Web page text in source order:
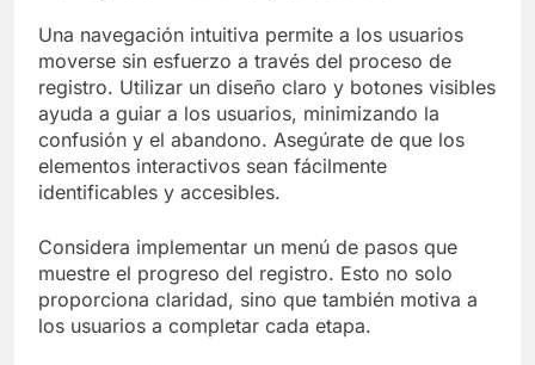
Una navegación intuitiva permite a los usuarios
moverse sin esfuerzo a través del proceso de
registro. Utilizar un diseño claro y botones visibles
ayuda a guiar a los usuarios, minimizando la
confusión y el abandono. Asegúrate de que los
elementos interactivos sean fácilmente
identificables y accesibles.
Considera implementar un menú de pasos que
muestre el progreso del registro. Esto no solo
proporciona claridad, sino que también motiva a
los usuarios a completar cada etapa.